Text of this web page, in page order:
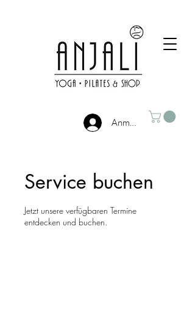
Anmelden
Service buchen
Jetzt unsere verfügbaren Termine
entdecken und buchen.